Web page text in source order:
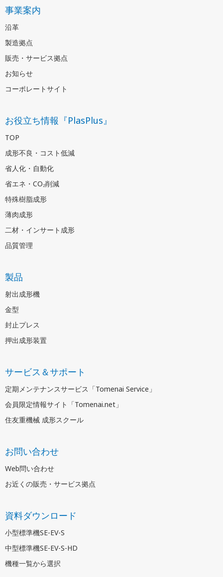
事業案内
沿革
製造拠点
販売・サービス拠点
お知らせ
コーポレートサイト
お役立ち情報『PlasPlus』
TOP
成形不良・コスト低減
省人化・自動化
省エネ・CO₂削減
特殊樹脂成形
薄肉成形
二材・インサート成形
品質管理
製品
射出成形機
金型
封止プレス
押出成形装置
サービス＆サポート
定期メンテナンスサービス「Tomenai Service」
会員限定情報サイト「Tomenai.net」
住友重機械 成形スクール
お問い合わせ
Web問い合わせ
お近くの販売・サービス拠点
資料ダウンロード
小型標準機SE-EV-S
中型標準機SE-EV-S-HD
機種一覧から選択